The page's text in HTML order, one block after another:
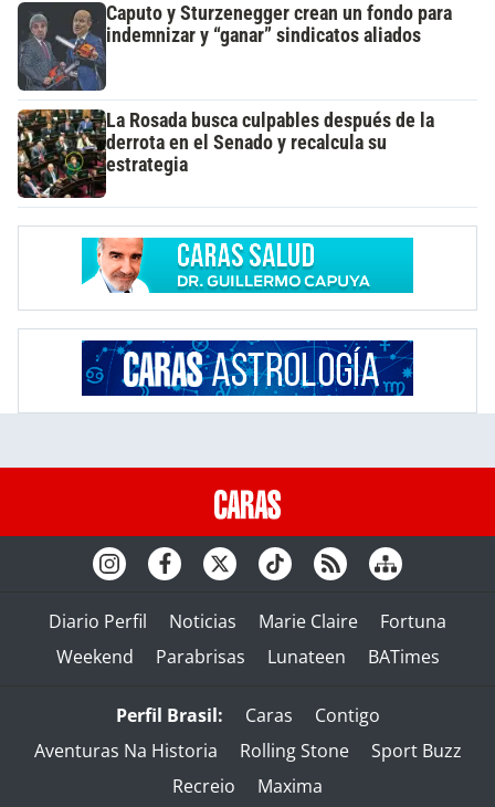
Caputo y Sturzenegger crean un fondo para
indemnizar y “ganar” sindicatos aliados
La Rosada busca culpables después de la
derrota en el Senado y recalcula su
estrategia
Diario Perfil Noticias Marie Claire
Fortuna
Weekend
Parabrisas Lunateen BATimes
Perfil Brasil: Caras
Contigo
Aventuras Na Historia
Rolling Stone
Sport Buzz
Recreio
Maxima